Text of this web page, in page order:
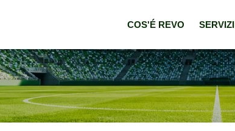
COS'É REVO SERVIZI